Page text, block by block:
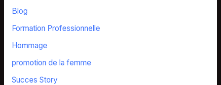
Blog
Formation Professionnelle
Hommage
promotion de la femme
Succes Story